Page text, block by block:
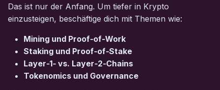
Das ist nur der Anfang. Um tiefer in Krypto
einzusteigen, beschäftige dich mit Themen wie:
Mining und Proof‑of‑Work
Staking und Proof‑of‑Stake
Layer‑1‑ vs. Layer‑2‑Chains
Tokenomics und Governance